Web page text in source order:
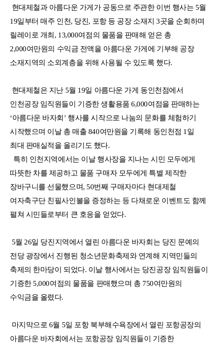
현대제철과 아름다운 가게가 공동으로 주관한 이번 행사는 5월
19일부터 매주 인천, 당진, 포항 등 공장 소재지 3곳을 순회하며
릴레이로 개최, 13,000여점의 물품을 판매해 얻은 총
2,000여만원의 수익금 전액을 아름다운 가게에 기부해 공장
소재지역의 소외계층을 위해 사용될 수 있도록 했다.
현대제철은 지난 5월 19일 아름다운 가게 동인천점에서
인천공장 임직원들이 기증한 생활용품 6,000여점을 판매하는
‘아름다운 바자회’ 행사를 시작으로 나눔의 문화를 체험하기
시작했으며 이날 총 매출 840여만원을 기록해 동인천점 1일
최대 판매실적을 올리기도 했다.
특히 인천지역에서는 이날 행사장을 지나는 시민 모두에게
따뜻한 차를 제공하고 물품 구매자 모두에게 특별 제작한
장바구니를 선물했으며, 50번째 구매자마다 현대제철
여자축구단 친필사인볼을 증정하는 등 다채로운 이벤트도 함께
펼쳐 시민들로부터 큰 호응을 얻었다.
5월 26일 당진지역에서 열린 아름다운 바자회는 당진 문예의
전당 광장에서 진행된 청소년문화축제와 연계해 지역민들의
축제의 한마당이 되었다. 이날 행사에서는 당진공장 임직원들이
기증한 5,000여점의 물품을 판매했으며 총 750여만원의
수익금을 올렸다.
마지막으로 6월 5일 포항 북부해수욕장에서 열린 포항공장의
아름다운 바자회에서는 포항공장 임직원들이 기증한